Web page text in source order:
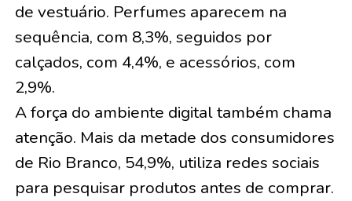
de vestuário. Perfumes aparecem na
sequência, com 8,3%, seguidos por
calçados, com 4,4%, e acessórios, com
2,9%.
A força do ambiente digital também chama
atenção. Mais da metade dos consumidores
de Rio Branco, 54,9%, utiliza redes sociais
para pesquisar produtos antes de comprar.